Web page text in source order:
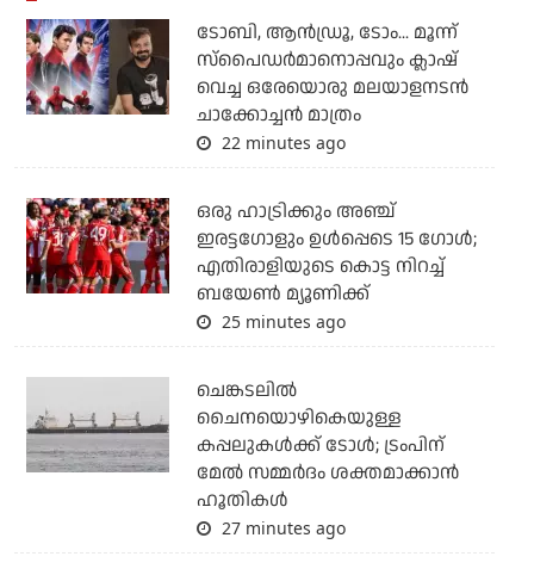
ടോബി, ആന്‍ഡ്രൂ, ടോം... മൂന്ന്
സ്‌പൈഡര്‍മാനൊപ്പവും ക്ലാഷ്
വെച്ച ഒരേയൊരു മലയാളനടന്‍
ചാക്കോച്ചന്‍ മാത്രം
22 minutes ago
ഒരു ഹാട്രിക്കും അഞ്ച്
ഇരട്ടഗോളും ഉള്‍പ്പെടെ 15 ഗോള്‍;
എതിരാളിയുടെ കൊട്ട നിറച്ച്
ബയേണ്‍ മ്യൂണിക്ക്
25 minutes ago
ചെങ്കടലില്‍
ചൈനയൊഴികെയുള്ള
കപ്പലുകള്‍ക്ക് ടോള്‍; ട്രംപിന്
മേല്‍ സമ്മര്‍ദം ശക്തമാക്കാന്‍
ഹൂതികള്‍
27 minutes ago